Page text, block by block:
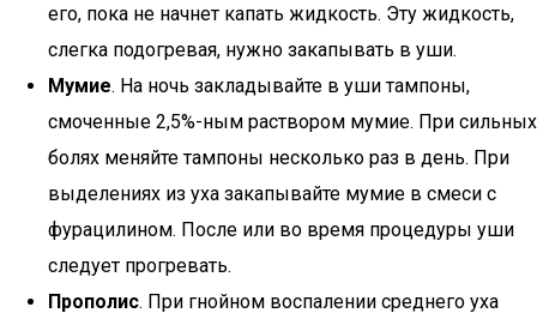
его, пока не начнет капать жидкость. Эту жидкость,
слегка подогревая, нужно закапывать в уши.
Мумие. На ночь закладывайте в уши тампоны,
смоченные 2,5%-ным раствором мумие. При сильных
болях меняйте тампоны несколько раз в день. При
выделениях из уха закапывайте мумие в смеси с
фурацилином. После или во время процедуры уши
следует прогревать.
Прополис. При гнойном воспалении среднего уха